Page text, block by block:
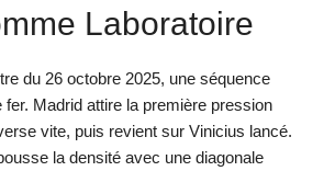
Laboratoire
du 26 octobre 2025, une séquence
fer. Madrid attire la première pression
vite, puis revient sur Vinicius lancé.
la densité avec une diagonale